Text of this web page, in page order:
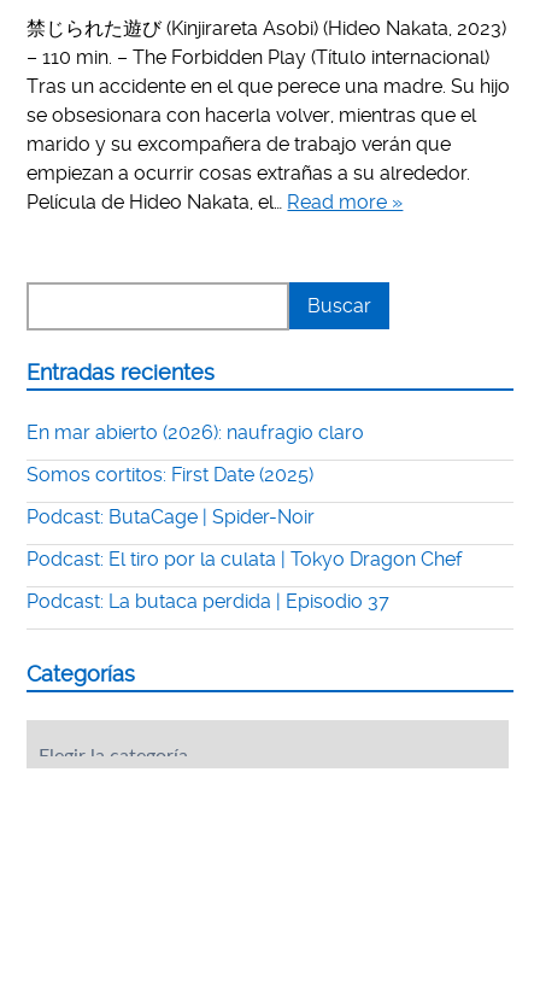
禁じられた遊び (Kinjirareta Asobi) (Hideo Nakata, 2023)
– 110 min. – The Forbidden Play (Título internacional)
Tras un accidente en el que perece una madre. Su hijo
se obsesionara con hacerla volver, mientras que el
marido y su excompañera de trabajo verán que
empiezan a ocurrir cosas extrañas a su alrededor.
Película de Hideo Nakata, el… Read more »
Entradas recientes
En mar abierto (2026): naufragio claro
Somos cortitos: First Date (2025)
Podcast: ButaCage | Spider-Noir
Podcast: El tiro por la culata | Tokyo Dragon Chef
Podcast: La butaca perdida | Episodio 37
Categorías